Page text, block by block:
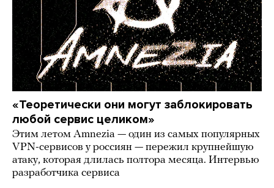
«Теоретически они могут заблокировать
любой сервис целиком»
Этим летом Amnezia — один из самых популярных
VPN-сервисов у россиян — пережил крупнейшую
атаку, которая длилась полтора месяца. Интервью
разработчика сервиса